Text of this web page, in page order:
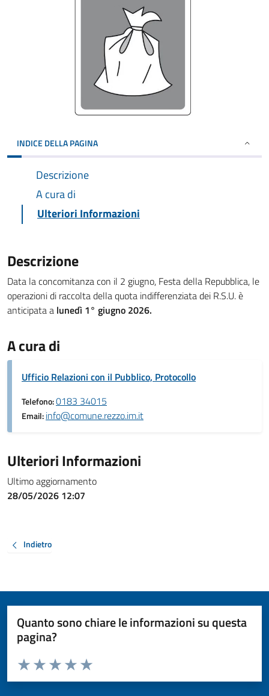
INDICE DELLA PAGINA
Descrizione
A cura di
Ulteriori Informazioni
Descrizione
Data la concomitanza con il 2 giugno, Festa della Repubblica, le
operazioni di raccolta della quota indifferenziata dei R.S.U. è
anticipata a lunedì 1° giugno 2026.
A cura di
Ufficio Relazioni con il Pubblico, Protocollo
Telefono:0183 34015
Email:info@comune.rezzo.im.it
Ulteriori Informazioni
Ultimo aggiornamento
28/05/2026 12:07
Indietro
Quanto sono chiare le informazioni su questa
pagina?
Valuta da 1 a 5 stelle la pagina
Valuta 5 stelle su 5
Valuta 4 stelle su 5
Valuta 3 stelle su 5
Valuta 2 stelle su 5
Valuta 1 stelle su 5